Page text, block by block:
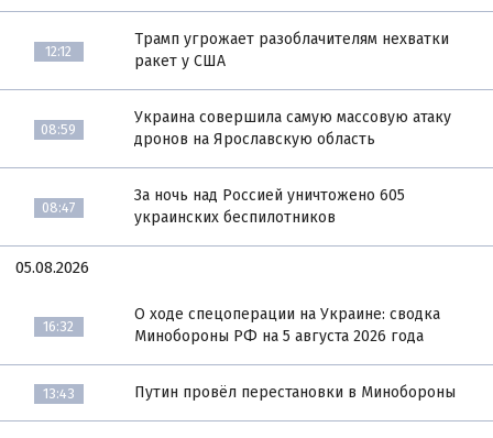
12:12
Трамп угрожает разоблачителям нехватки
ракет у США
08:59
Украина совершила самую массовую атаку
дронов на Ярославскую область
08:47
За ночь над Россией уничтожено 605
украинских беспилотников
05.08.2026
16:32
О ходе спецоперации на Украине: сводка
Минобороны РФ на 5 августа 2026 года
13:43 Путин провёл перестановки в Минобороны